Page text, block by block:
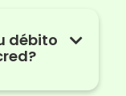
débito